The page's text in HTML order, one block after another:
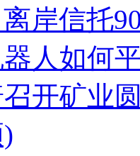
岸信托
人如何
开矿业